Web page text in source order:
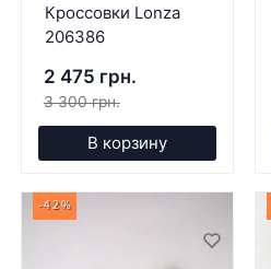
Кроссовки Lonza
206386
2 475 грн.
3 300 грн.
В корзину
-42%